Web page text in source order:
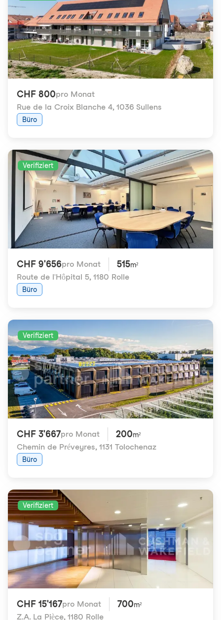
CHF 800pro Monat
Rue de la Croix Blanche 4, 1036 Sullens
Büro
Verifiziert
CHF 9'656pro Monat 515m²
Route de l'Hôpital 5, 1180 Rolle
Büro
Verifiziert
CHF 3'667pro Monat 200m²
Chemin de Préveyres, 1131 Tolochenaz
Büro
Verifiziert
CHF 15'167pro Monat 700m²
Z.A. La Pièce, 1180 Rolle